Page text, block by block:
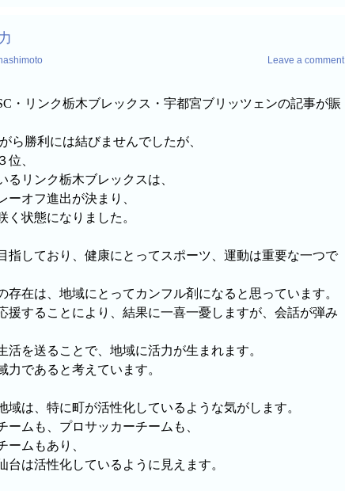
Leave a comment
hashimoto
・リンク栃木ブレックス・宇都宮ブリッツェンの記事が賑
ら勝利には結びませんでしたが、
位、
るリンク栃木ブレックスは、
ーオフ進出が決まり、
く状態になりました。
指しており、健康にとってスポーツ、運動は重要な一つで
存在は、地域にとってカンフル剤になると思っています。
援することにより、結果に一喜一憂しますが、会話が弾み
活を送ることで、地域に活力が生まれます。
力であると考えています。
域は、特に町が活性化しているような気がします。
ームも、プロサッカーチームも、
ームもあり、
台は活性化しているように見えます。